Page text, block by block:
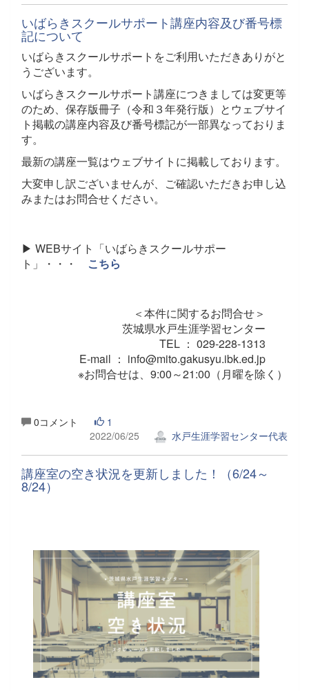
いばらきスクールサポート講座内容及び番号標
記について
いばらきスクールサポートをご利用いただきありがと
うございます。
いばらきスクールサポート講座につきましては変更等
のため、保存版冊子（令和３年発行版）とウェブサイ
ト掲載の講座内容及び番号標記が一部異なっておりま
す。
最新の講座一覧はウェブサイトに掲載しております。
大変申し訳ございませんが、ご確認いただきお申し込
みまたはお問合せください。
▶ WEBサイト「いばらきスクールサポー
ト」・・・ こちら
＜本件に関するお問合せ＞
茨城県水戸生涯学習センター
TEL ： 029-228-1313
E-mail ： info@mito.gakusyu.ibk.ed.jp
※お問合せは、9:00～21:00（月曜を除く）
0コメント
1
2022/06/25
水戸生涯学習センター代表
講座室の空き状況を更新しました！（6/24～
8/24）